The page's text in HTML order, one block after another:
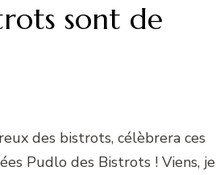
sont de
des bistrots, célèbrera ces
Pudlo des Bistrots ! Viens, je